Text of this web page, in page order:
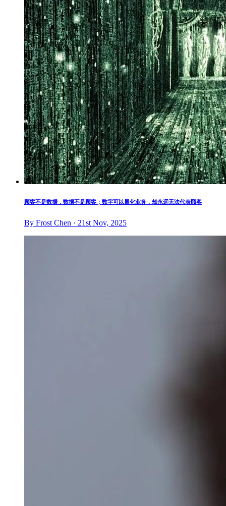
顾客不是数据，数据不是顾客；数字可以量化业务，却永远无法代表顾客
By Frost Chen · 21st Nov, 2025